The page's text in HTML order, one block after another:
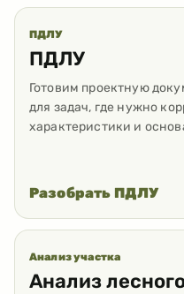
ПДЛУ
ПДЛУ
Готовим проектную
для задач, где нужно
характеристики и
Разобрать ПДЛУ
Анализ участка
Анализ